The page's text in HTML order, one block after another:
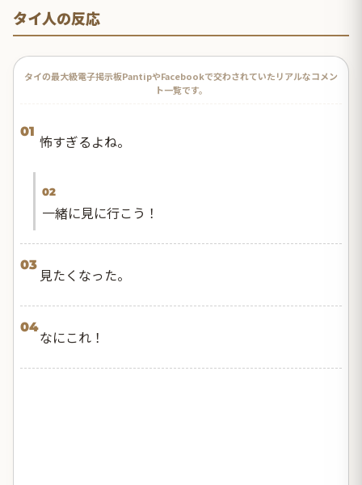
タイ人の反応
タイの最大級電子掲示板PantipやFacebookで交わされていたリアルなコメン
ト一覧です。
01
怖すぎるよね。
02
一緒に見に行こう！
03
見たくなった。
04
なにこれ！